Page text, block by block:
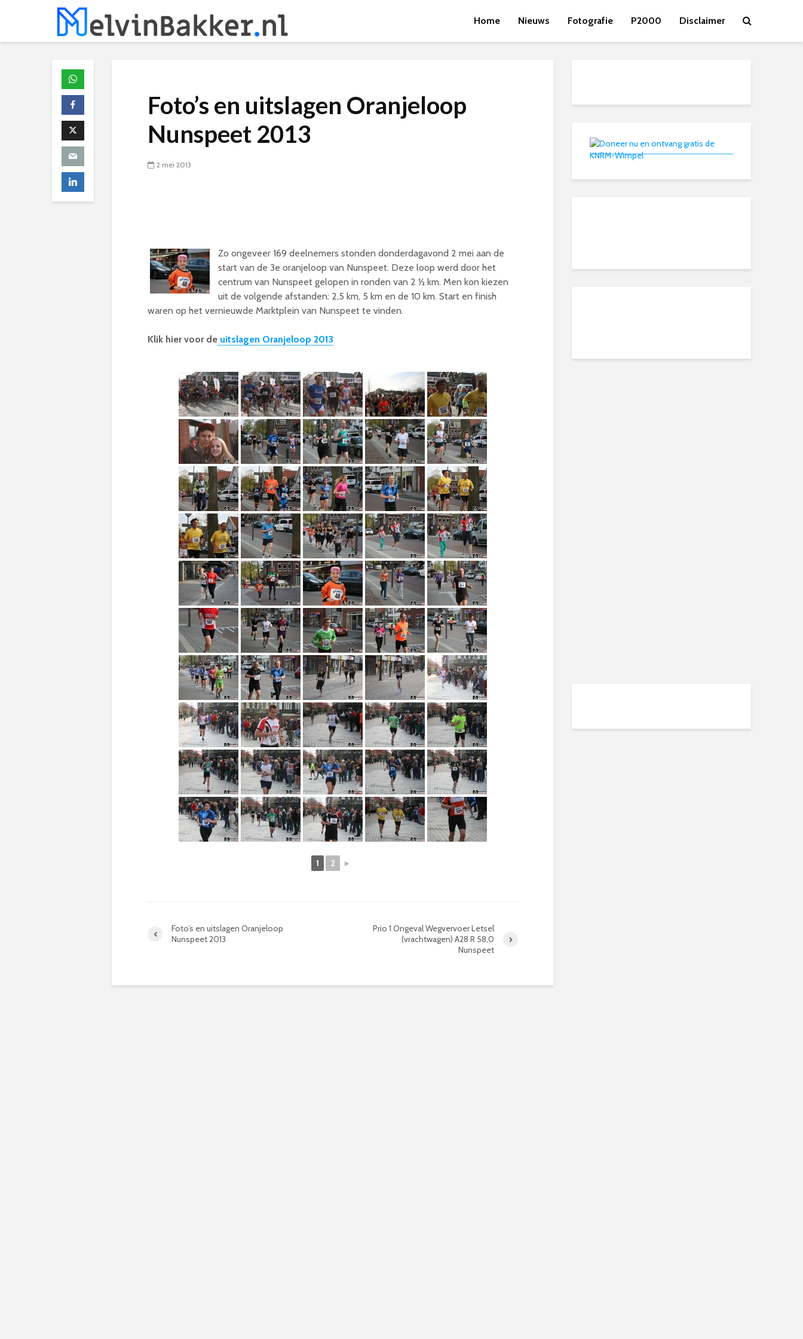
Home Nieuws Fotografie P2000 Disclaimer
Foto’s en uitslagen Oranjeloop
Nunspeet 2013
2 mei 2013
Zo ongeveer 169 deelnemers stonden donderdagavond 2 mei aan de
start van de 3e oranjeloop van Nunspeet. Deze loop werd door het
centrum van Nunspeet gelopen in ronden van 2 ½ km. Men kon kiezen
uit de volgende afstanden: 2,5 km, 5 km en de 10 km. Start en finish
waren op het vernieuwde Marktplein van Nunspeet te vinden.
Klik hier voor de uitslagen Oranjeloop 2013
1 2 ►
Foto’s en uitslagen Oranjeloop
Nunspeet 2013
Prio 1 Ongeval Wegvervoer Letsel
(vrachtwagen) A28 R 58,0
Nunspeet